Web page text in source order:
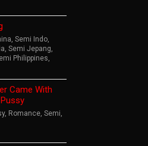
Semi Indo
Semi Jepang
Philippines
Came With
, Romance Semi